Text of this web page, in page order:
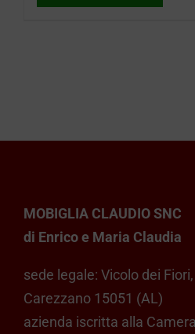
MOBIGLIA CLAUDIO SNC
di Enrico e Maria Claudia
sede legale: Vicolo dei
Carezzano 15051 (AL)
azienda iscritta alla